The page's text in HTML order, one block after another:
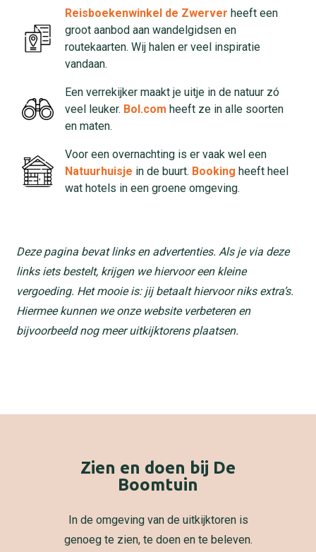
Reisboekenwinkel de Zwerver heeft een
groot aanbod aan wandelgidsen en
routekaarten. Wij halen er veel inspiratie
vandaan.
Een verrekijker maakt je uitje in de natuur zó
veel leuker. Bol.com heeft ze in alle soorten
en maten.
Voor een overnachting is er vaak wel een
Natuurhuisje in de buurt. Booking heeft heel
wat hotels in een groene omgeving.
Deze pagina bevat links en advertenties. Als je via deze
links iets bestelt, krijgen we hiervoor een kleine
vergoeding. Het mooie is: jij betaalt hiervoor niks extra’s.
Hiermee kunnen we onze website verbeteren en
bijvoorbeeld nog meer uitkijktorens plaatsen.
Zien en doen bij De
Boomtuin
In de omgeving van de uitkijktoren is
genoeg te zien, te doen en te beleven.